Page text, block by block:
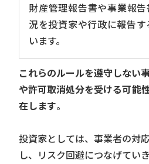
財産管理報告書や事業報
況を投資家や行政に報告
います。
これらのルールを遵守しない
や許可取消処分を受ける可能
在します。
投資家としては、事業者の対
し、リスク回避につなげてい